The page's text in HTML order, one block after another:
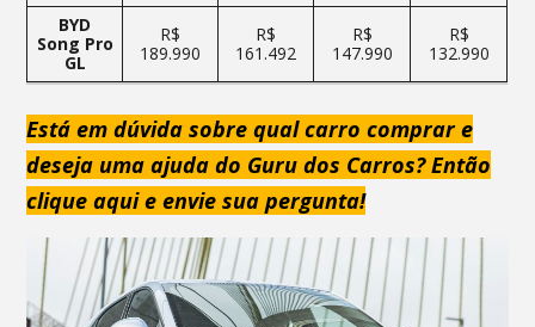
BYD
Song Pro
GL
R$
189.990
R$
161.492
R$
147.990
R$
132.990
Está em dúvida sobre qual carro comprar e
deseja uma ajuda do Guru dos Carros? Então
clique aqui e envie sua pergunta!